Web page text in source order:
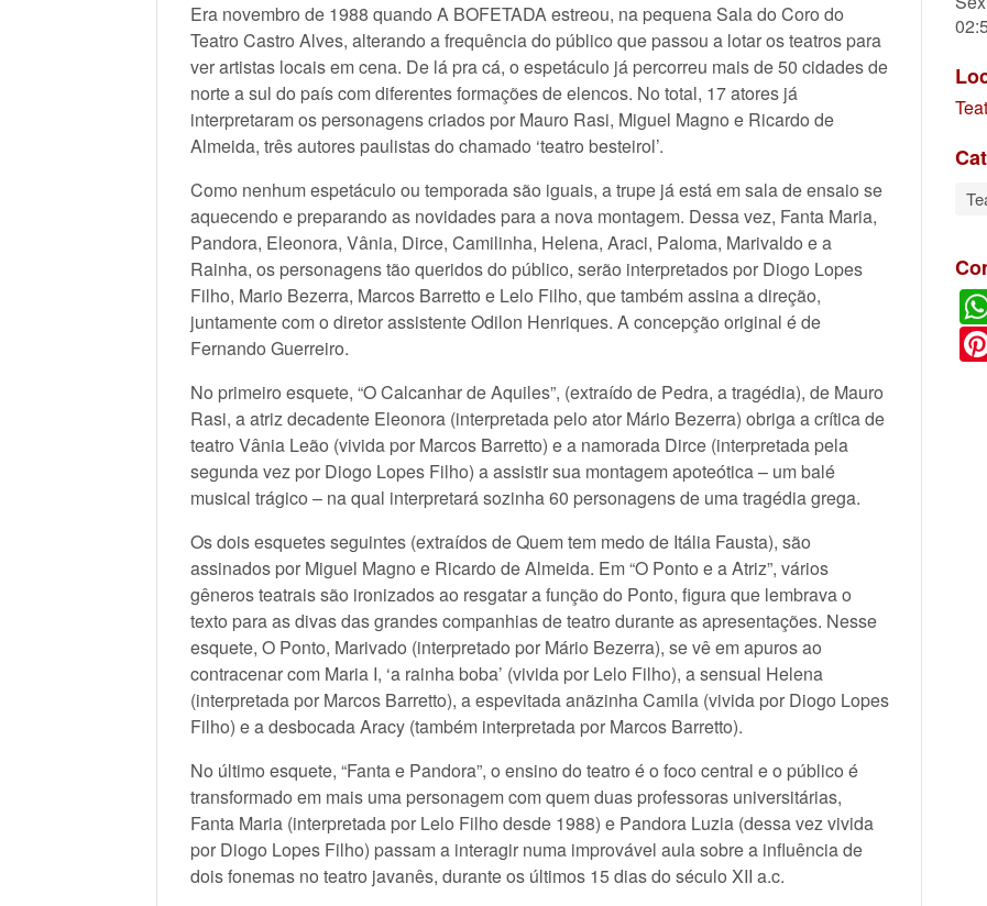
Era novembro de 1988 quando A BOFETADA estreou, na pequena Sala do Coro do
Teatro Castro Alves, alterando a frequência do público que passou a lotar os teatros para
ver artistas locais em cena. De lá pra cá, o espetáculo já percorreu mais de 50 cidades de
norte a sul do país com diferentes formações de elencos. No total, 17 atores já
interpretaram os personagens criados por Mauro Rasi, Miguel Magno e Ricardo de
Almeida, três autores paulistas do chamado ‘teatro besteirol’.
Como nenhum espetáculo ou temporada são iguais, a trupe já está em sala de ensaio se
aquecendo e preparando as novidades para a nova montagem. Dessa vez, Fanta Maria,
Pandora, Eleonora, Vânia, Dirce, Camilinha, Helena, Araci, Paloma, Marivaldo e a
Rainha, os personagens tão queridos do público, serão interpretados por Diogo Lopes
Filho, Mario Bezerra, Marcos Barretto e Lelo Filho, que também assina a direção,
juntamente com o diretor assistente Odilon Henriques. A concepção original é de
Fernando Guerreiro.
No primeiro esquete, “O Calcanhar de Aquiles”, (extraído de Pedra, a tragédia), de Mauro
Rasi, a atriz decadente Eleonora (interpretada pelo ator Mário Bezerra) obriga a crítica de
teatro Vânia Leão (vivida por Marcos Barretto) e a namorada Dirce (interpretada pela
segunda vez por Diogo Lopes Filho) a assistir sua montagem apoteótica – um balé
musical trágico – na qual interpretará sozinha 60 personagens de uma tragédia grega.
Os dois esquetes seguintes (extraídos de Quem tem medo de Itália Fausta), são
assinados por Miguel Magno e Ricardo de Almeida. Em “O Ponto e a Atriz”, vários
gêneros teatrais são ironizados ao resgatar a função do Ponto, figura que lembrava o
texto para as divas das grandes companhias de teatro durante as apresentações. Nesse
esquete, O Ponto, Marivado (interpretado por Mário Bezerra), se vê em apuros ao
contracenar com Maria I, ‘a rainha boba’ (vivida por Lelo Filho), a sensual Helena
(interpretada por Marcos Barretto), a espevitada anãzinha Camila (vivida por Diogo Lopes
Filho) e a desbocada Aracy (também interpretada por Marcos Barretto).
No último esquete, “Fanta e Pandora”, o ensino do teatro é o foco central e o público é
transformado em mais uma personagem com quem duas professoras universitárias,
Fanta Maria (interpretada por Lelo Filho desde 1988) e Pandora Luzia (dessa vez vivida
por Diogo Lopes Filho) passam a interagir numa improvável aula sobre a influência de
dois fonemas no teatro javanês, durante os últimos 15 dias do século XII a.c.